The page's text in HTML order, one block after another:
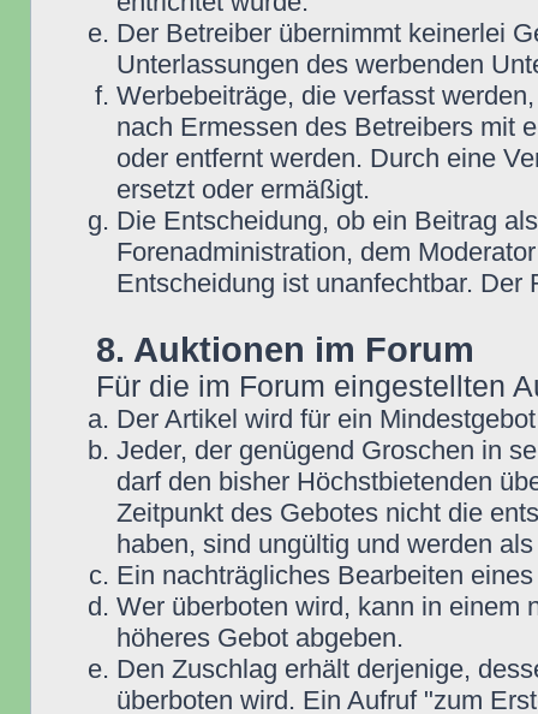
Der Betreiber übernimmt keinerlei
Unterlassungen des werbenden
Werbebeiträge, die verfasst
nach Ermessen des Betreibers mit
oder entfernt werden. Durch eine
ersetzt oder ermäßigt.
Die Entscheidung, ob ein Beitrag
Forenadministration, dem
Entscheidung ist unanfechtbar.
8. Auktionen im Forum
Für die im Forum eingestellten
Der Artikel wird für ein
Jeder, der genügend Groschen in
darf den bisher Höchstbietenden
Zeitpunkt des Gebotes nicht die
haben, sind ungültig und werden
Ein nachträgliches Bearbeiten
Wer überboten wird, kann in einem
höheres Gebot abgeben.
Den Zuschlag erhält derjenige,
überboten wird. Ein Aufruf "zum